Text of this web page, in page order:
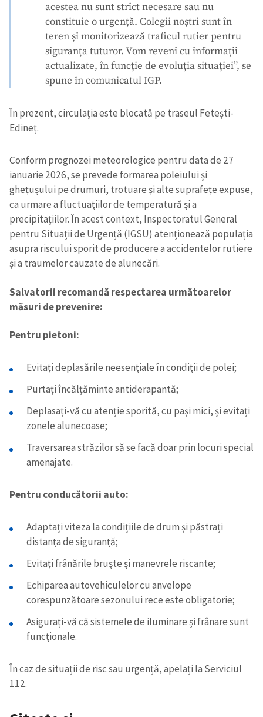
acestea nu sunt strict necesare sau nu
constituie o urgență. Colegii noștri sunt în
teren și monitorizează traficul rutier pentru
siguranța tuturor. Vom reveni cu informații
actualizate, în funcție de evoluția situației”, se
spune în comunicatul IGP.
În prezent, circulația este blocatǎ pe traseul Fetești-
Edineț.
Conform prognozei meteorologice pentru data de 27
ianuarie 2026, se prevede formarea poleiului și
ghețușului pe drumuri, trotuare și alte suprafețe expuse,
ca urmare a fluctuațiilor de temperatură și a
precipitațiilor. În acest context, Inspectoratul General
pentru Situații de Urgență (IGSU) atenționează populația
asupra riscului sporit de producere a accidentelor rutiere
și a traumelor cauzate de alunecări.
Salvatorii recomandă respectarea următoarelor
măsuri de prevenire:
Pentru pietoni:
Evitați deplasările neesențiale în condiții de polei;
Purtați încălțăminte antiderapantă;
Deplasați-vă cu atenție sporită, cu pași mici, și evitați
zonele alunecoase;
Traversarea străzilor să se facă doar prin locuri special
amenajate.
Pentru conducătorii auto:
Adaptați viteza la condițiile de drum și păstrați
distanța de siguranță;
Evitați frânările bruște și manevrele riscante;
Echiparea autovehiculelor cu anvelope
corespunzătoare sezonului rece este obligatorie;
Asigurați-vă că sistemele de iluminare și frânare sunt
funcționale.
În caz de situații de risc sau urgență, apelați la Serviciul
112.